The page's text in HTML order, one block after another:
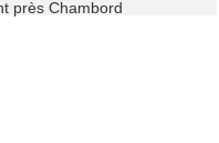
près Chambord